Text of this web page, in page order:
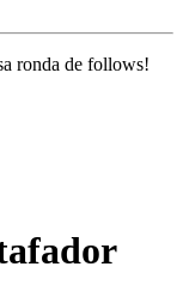
ronda de follows!